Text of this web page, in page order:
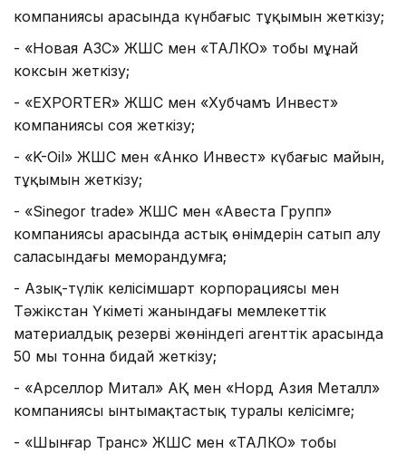
компаниясы арасында күнбағыс тұқымын жеткізу;
- «Новая АЗС» ЖШС мен «ТАЛКО» тобы мұнай
коксын жеткізу;
- «EXPORTER» ЖШС мен «Хубчамъ Инвест»
компаниясы соя жеткізу;
- «K-Oil» ЖШС мен «Анко Инвест» күбағыс майын,
тұқымын жеткізу;
- «Sinegor trade» ЖШС мен «Авеста Групп»
компаниясы арасында астық өнімдерін сатып алу
саласындағы меморандумға;
- Азық-түлік келісімшарт корпорациясы мен
Тәжікстан Үкіметі жанындағы мемлекеттік
материалдық резерві жөніндегі агенттік арасында
50 мың тонна бидай жеткізу;
- «Арселлор Митал» АҚ мен «Норд Азия Металл»
компаниясы ынтымақтастық туралы келісімге;
- «Шынғар Транс» ЖШС мен «ТАЛКО» тобы